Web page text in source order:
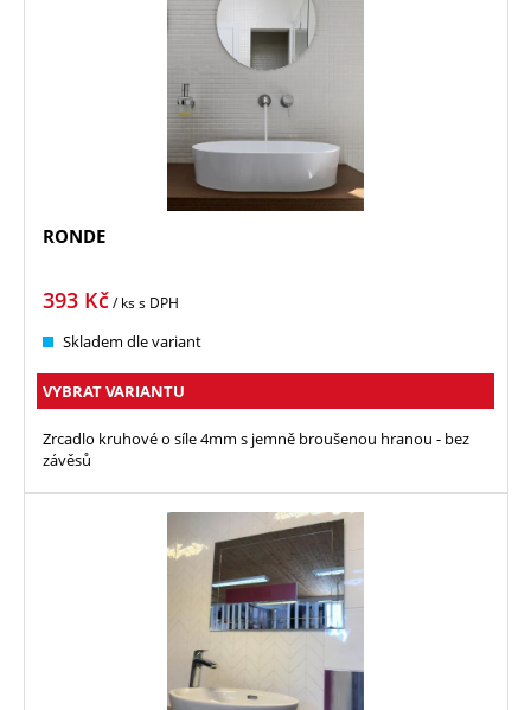
RONDE
393 Kč/ kss DPH
Skladem dle variant
VYBRAT VARIANTU
Zrcadlo kruhové o síle 4mm s jemně broušenou hranou - bez
závěsů